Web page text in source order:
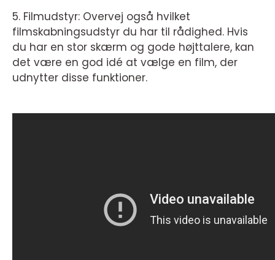
5. Filmudstyr: Overvej også hvilket
filmskabningsudstyr du har til rådighed. Hvis
du har en stor skærm og gode højttalere, kan
det være en god idé at vælge en film, der
udnytter disse funktioner.